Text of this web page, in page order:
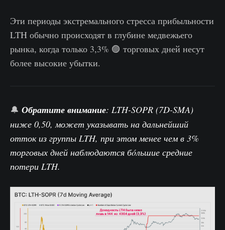
Эти периоды экстремального стресса прибыльности
LTH обычно происходят в глубине медвежьего
рынка, когда только 3,3% 🟣 торговых дней несут
более высокие убытки.
🔔 Обратите внимание: LTH-SOPR (7D-SMA)
ниже 0,50, может указывать на дальнейший
отток из группы LTH, при этом менее чем в 3%
торговых дней наблюдаются бóльшие средние
потери LTH.